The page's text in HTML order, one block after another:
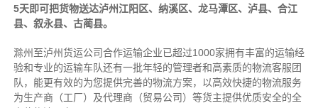
5天即可把货物送达泸州江阳区、纳溪区、龙马潭区、泸县、合江
县、叙永县、古蔺县。
滁州至泸州货运公司合作运输企业已超过1000家拥有丰富的运输经
验和专业的运输车队还有一批年轻的管理者和高素质的物流客服团
队，能更有效的为您提供完善的物流方案，以高效快捷的物流服务
为生产商（工厂）及代理商（贸易公司）等货主提供优质安全的全